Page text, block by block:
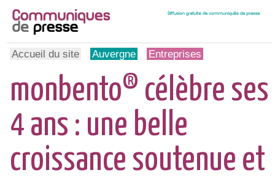
Accueil du site Auvergne Entreprises
monbento® célèbre ses
4 ans : une belle
croissance soutenue et